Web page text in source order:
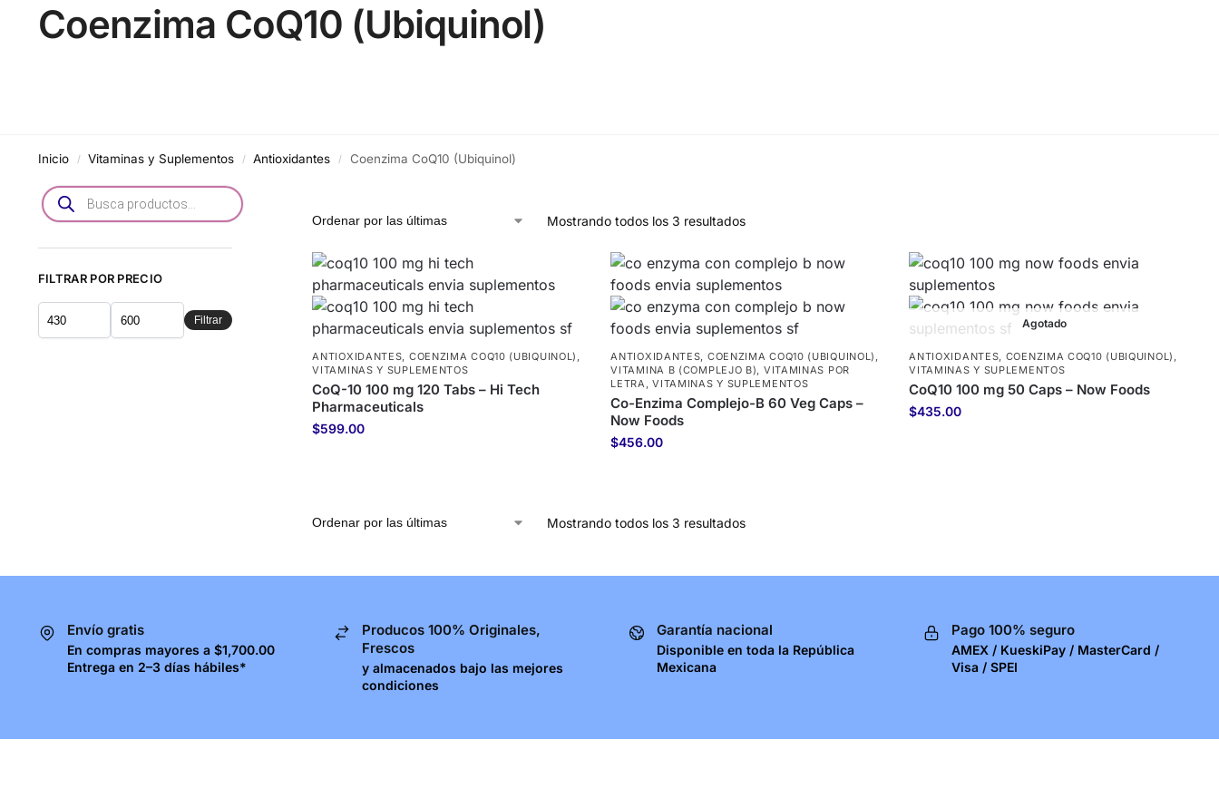
Coenzima CoQ10 (Ubiquinol)
Inicio / Vitaminas y Suplementos / Antioxidantes / Coenzima CoQ10 (Ubiquinol)
Mostrando todos los 3 resultados
ANTIOXIDANTES, COENZIMA COQ10 (UBIQUINOL) ,
VITAMINAS Y SUPLEMENTOS
CoQ-10 100 mg 120 Tabs – Hi Tech
Pharmaceuticals
$599.00
ANTIOXIDANTES, COENZIMA COQ10 (UBIQUINOL) ,
VITAMINA B (COMPLEJO B), VITAMINAS POR
LETRA,VITAMINAS Y SUPLEMENTOS
Co-Enzima Complejo-B 60 Veg Caps –
Now Foods
$456.00
Agotado
ANTIOXIDANTES, COENZIMA COQ10 (UBIQUINOL) ,
VITAMINAS Y SUPLEMENTOS
CoQ10 100 mg 50 Caps – Now Foods
$435.00
Mostrando todos los 3 resultados
FILTRAR POR PRECIO
Filtrar
Envío gratis
En compras mayores a $1,700.00
Entrega en 2–3 días hábiles*
Producos 100% Originales,
Frescos
y almacenados bajo las mejores
condiciones
Garantía nacional
Disponible en toda la República
Mexicana
Pago 100% seguro
AMEX / KueskiPay / MasterCard /
Visa / SPEI